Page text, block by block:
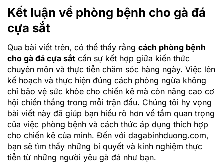
Kết luận về phòng bệnh cho gà đá
cựa sắt
Qua bài viết trên, có thể thấy rằng cách phòng bệnh
cho gà đá cựa sắt cần sự kết hợp giữa kiến thức
chuyên môn và thực tiễn chăm sóc hàng ngày. Việc lên
kế hoạch và thực hiện đúng cách phòng ngừa không
chỉ bảo vệ sức khỏe cho chiến kê mà còn nâng cao cơ
hội chiến thắng trong mỗi trận đấu. Chúng tôi hy vọng
bài viết này đã giúp bạn hiểu rõ hơn về tầm quan trọng
của việc phòng bệnh và cách thức áp dụng thích hợp
cho chiến kê của mình. Đến với dagabinhduong.com,
bạn sẽ tìm thấy những bí quyết và kinh nghiệm thực
tiễn từ những người yêu gà đá như bạn.